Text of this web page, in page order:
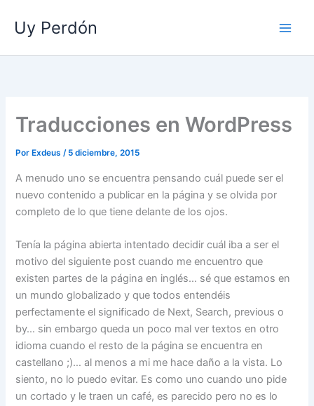
contenido
Uy Perdón
Traducciones en WordPress
Por Exdeus/ 5 diciembre, 2015
A menudo uno se encuentra pensando cuál puede ser el
nuevo contenido a publicar en la página y se olvida por
completo de lo que tiene delante de los ojos.
Tenía la página abierta intentado decidir cuál iba a ser el
motivo del siguiente post cuando me encuentro que
existen partes de la página en inglés… sé que estamos en
un mundo globalizado y que todos entendéis
perfectamente el significado de Next, Search, previous o
by… sin embargo queda un poco mal ver textos en otro
idioma cuando el resto de la página se encuentra en
castellano ;)… al menos a mi me hace daño a la vista. Lo
siento, no lo puedo evitar. Es como uno cuando uno pide
un cortado y le traen un café, es parecido pero no es lo